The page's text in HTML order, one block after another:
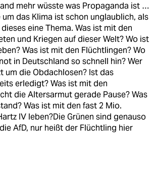
mehr wüsste was Propaganda ist …
um das Klima ist schon unglaublich, als
eine Thema. Was ist mit den
und Kriegen auf dieser Welt? Wo ist
Was ist mit den Flüchtlingen? Wo
in Deutschland so schnell hin? Wer
um die Obdachlosen? Ist das
erledigt? Was ist mit den
die Altersarmut gerade Pause? Was
Was ist mit den fast 2 Mio.
IV leben?Die Grünen sind genauso
AfD, nur heißt der Flüchtling hier